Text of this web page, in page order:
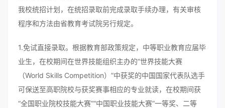
我校统招计划，在统招录取前完成录取手续办理，有关审核
程序和方法由省教育考试院另行规定。
1.免试直接录取。根据教育部政策规定，中等职业教育应届毕
业生，在校期间在世界技能组织主办的“世界技能大赛
（World Skills Competition）”中获奖的中国国家代表队选手
可保送至高职院校与获奖赛事相应的专业就读，在校期间获
“全国职业院校技能大赛”“中国职业技能大赛”一等奖、二等